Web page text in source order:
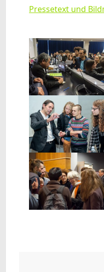
Pressetext und
Show larger version
Show larger version
Show larger version